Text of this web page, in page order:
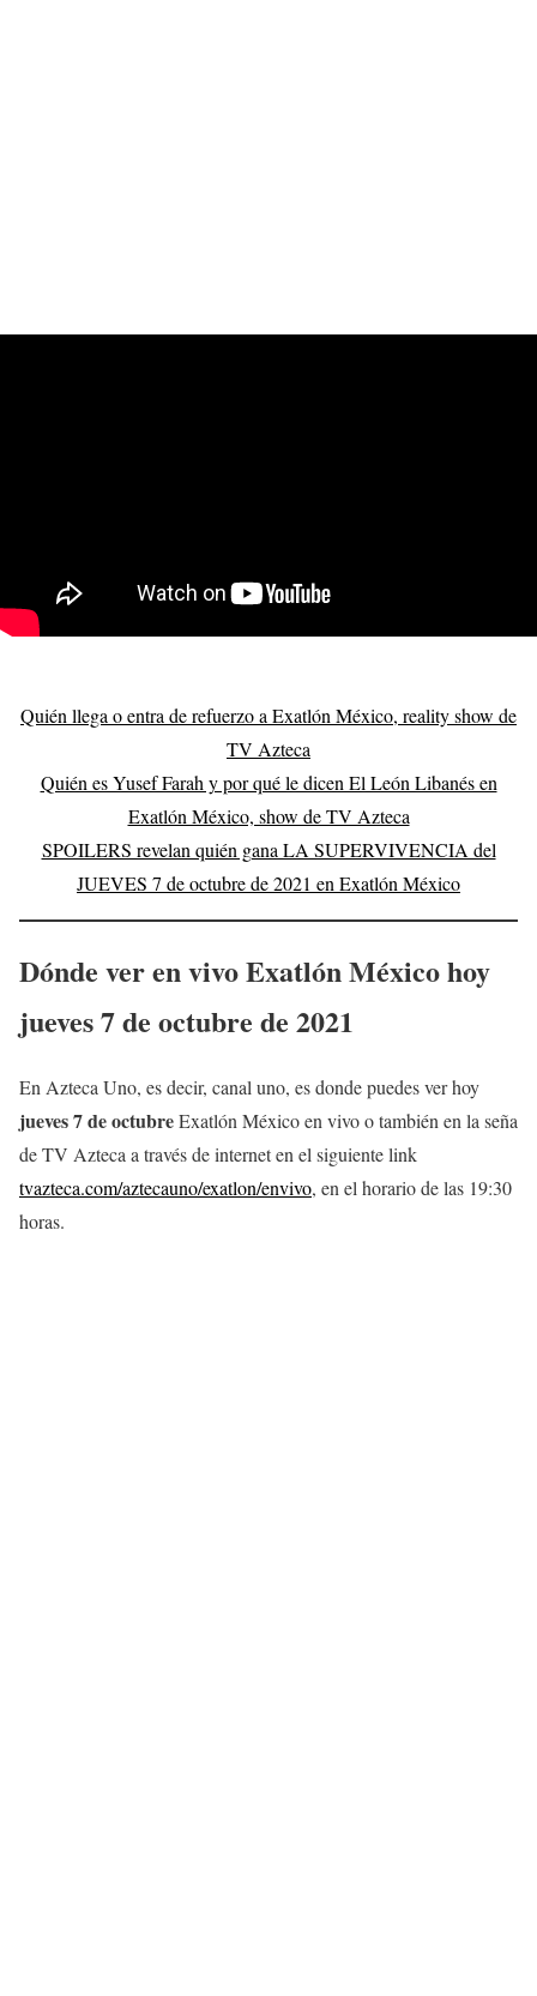
Quién llega o entra de refuerzo a Exatlón México, reality show de
TV Azteca
Quién es Yusef Farah y por qué le dicen El León Libanés en
Exatlón México, show de TV Azteca
SPOILERS revelan quién gana LA SUPERVIVENCIA del
JUEVES 7 de octubre de 2021 en Exatlón México
Dónde ver en vivo Exatlón México hoy
jueves 7 de octubre de 2021
En Azteca Uno, es decir, canal uno, es donde puedes ver hoy
jueves 7 de octubreExatlón México en vivo o también en la seña
de TV Azteca a través de internet en el siguiente link
tvazteca.com/aztecauno/exatlon/envivo, en el horario de las 19:30
horas.